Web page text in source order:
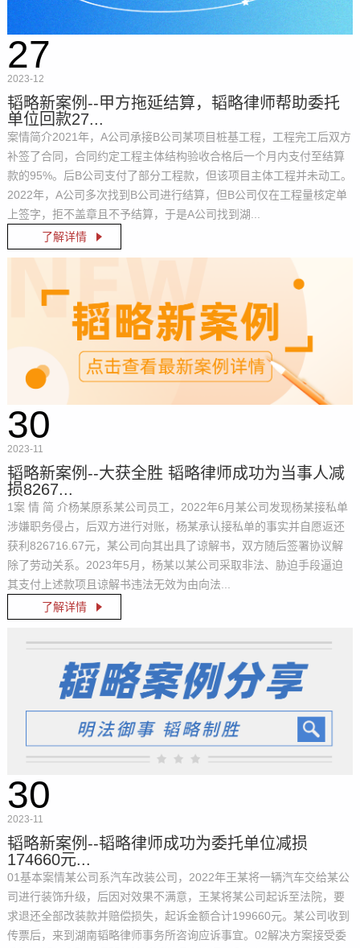
27
2023-12
韬略新案例--甲方拖延结算，韬略律师帮助委托
单位回款27...
案情简介2021年，A公司承接B公司某项目桩基工程，工程完工后双方
补签了合同，合同约定工程主体结构验收合格后一个月内支付至结算
款的95%。后B公司支付了部分工程款，但该项目主体工程并未动工。
2022年，A公司多次找到B公司进行结算，但B公司仅在工程量核定单
上签字，拒不盖章且不予结算，于是A公司找到湖...
了解详情
30
2023-11
韬略新案例--大获全胜 韬略律师成功为当事人减
损8267...
1案 情 简 介杨某原系某公司员工，2022年6月某公司发现杨某接私单
涉嫌职务侵占，后双方进行对账，杨某承认接私单的事实并自愿返还
获利826716.67元，某公司向其出具了谅解书，双方随后签署协议解
除了劳动关系。2023年5月，杨某以某公司采取非法、胁迫手段逼迫
其支付上述款项且谅解书违法无效为由向法...
了解详情
30
2023-11
韬略新案例--韬略律师成功为委托单位减损
174660元...
01基本案情某公司系汽车改装公司，2022年王某将一辆汽车交给某公
司进行装饰升级，后因对效果不满意，王某将某公司起诉至法院，要
求退还全部改装款并赔偿损失，起诉金额合计199660元。某公司收到
传票后，来到湖南韬略律师事务所咨询应诉事宜。02解决方案接受委